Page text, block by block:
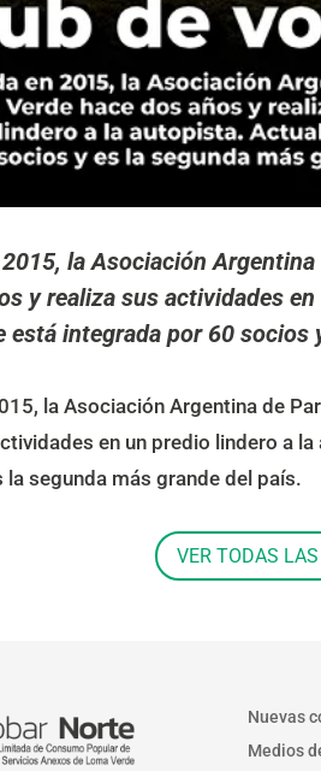
la Asociación
y realiza sus actividades
está integrada por 60 socios
la Asociación Argentina de
en un predio lindero a
la segunda más grande del país.
VER TODAS
Nuevas
Medios